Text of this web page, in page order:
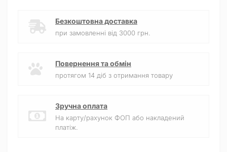
Безкоштовна доставка
при замовленні від 3000 грн.
Повернення та обмін
протягом 14 діб з отримання товару
Зручна оплата
На карту/рахунок ФОП або накладений
платіж.